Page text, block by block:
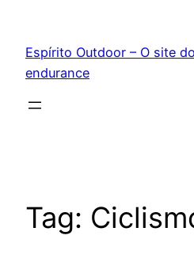
conteúdo
Espírito Outdoor – O site
endurance
Tag: